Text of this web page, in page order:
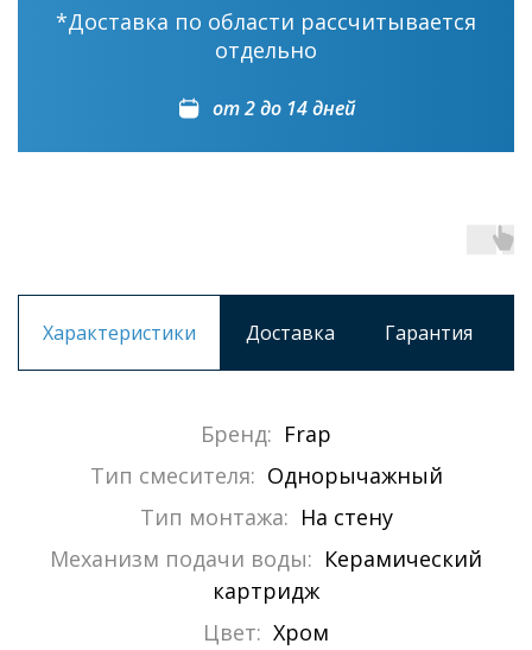
*Доставка по области рассчитывается
отдельно
от 2 до 14 дней
Характеристики Доставка Гарантия
Бренд: Frap
Тип смесителя: Однорычажный
Тип монтажа: На стену
Механизм подачи воды: Керамический
картридж
Цвет: Хром